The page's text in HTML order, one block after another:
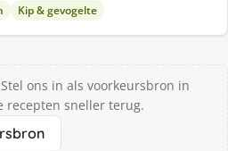
Kip & gevogelte
ons in als voorkeursbron in
recepten sneller terug.